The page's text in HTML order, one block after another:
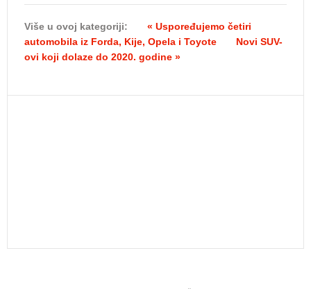
Više u ovoj kategoriji:
« Uspoređujemo četiri
automobila iz Forda, Kije, Opela i Toyote
Novi SUV-
ovi koji dolaze do 2020. godine »